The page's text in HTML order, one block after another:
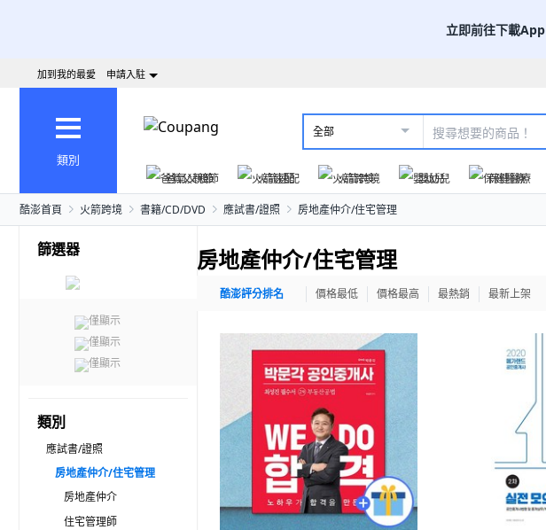
立即前往下載App
加到我的最愛 申請入駐
類別
全部
爸氣父親節
火箭速配 火箭跨境 嬰幼兒 保健醫療
酷澎首頁 火箭跨境 書籍/CD/DVD 應試書/證照 房地產仲介/住宅管理
篩選器
僅顯示
僅顯示
僅顯示
類別
應試書/證照
房地產仲介/住宅管理
房地產仲介
住宅管理師
房地產仲介/住宅管理
酷澎評分排名 價格最低 價格最高 最熱銷 最新上架